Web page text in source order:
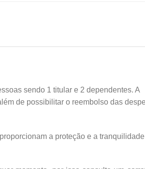
sendo 1 titular e 2 dependentes. A
de possibilitar o reembolso das
a proteção e a